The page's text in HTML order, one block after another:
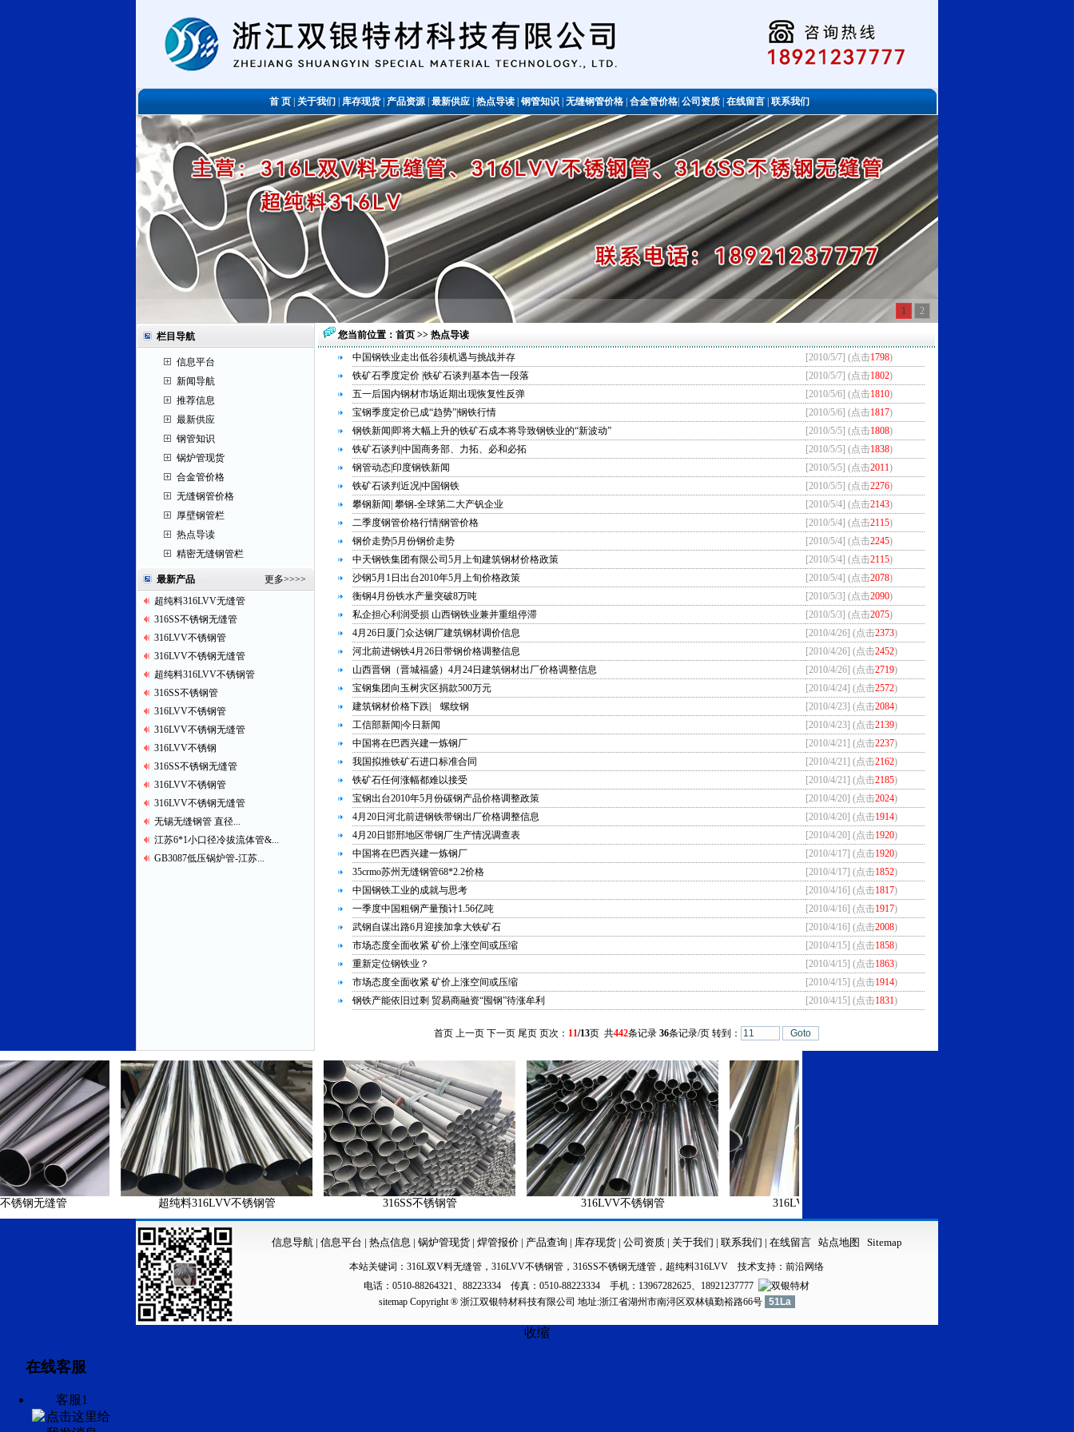
首 页关于我们库存现货|产品资源|最新供应|热点导读钢管知识无缝钢管价格合金管价格公司资质在线留言|联系我们
不锈钢管 1 2
栏目导航
信息平台
新闻导航
推荐信息
最新供应
钢管知识
锅炉管现货
合金管价格
无缝钢管价格
厚壁钢管栏
热点导读
精密无缝钢管栏
最新产品 更多>>>>
超纯料316LVV无缝管
316SS不锈钢无缝管
316LVV不锈钢管
316LVV不锈钢无缝管
超纯料316LVV不锈钢管
316SS不锈钢管
316LVV不锈钢管
316LVV不锈钢无缝管
316LVV不锈钢
316SS不锈钢无缝管
316LVV不锈钢管
316LVV不锈钢无缝管
无锡无缝钢管 直径...
江苏6*1小口径冷拔流体管&...
GB3087低压锅炉管-江苏...
您当前位置： 首页 >> 热点导读
中国钢铁业走出低谷须机遇与挑战并存
[2010/5/7] (点击1798)
铁矿石季度定价 |铁矿石谈判基本告一段落
[2010/5/7] (点击1802)
五一后国内钢材市场近期出现恢复性反弹
[2010/5/6] (点击1810)
宝钢季度定价已成“趋势”|钢铁行情
[2010/5/6] (点击1817)
钢铁新闻|即将大幅上升的铁矿石成本将导致钢铁业的“新波动”
[2010/5/5] (点击1808)
铁矿石谈判|中国商务部、力拓、必和必拓
[2010/5/5] (点击1838)
钢管动态|印度钢铁新闻
[2010/5/5] (点击2011)
铁矿石谈判近况|中国钢铁
[2010/5/5] (点击2276)
攀钢新闻| 攀钢-全球第二大产钒企业
[2010/5/4] (点击2143)
二季度钢管价格行情|钢管价格
[2010/5/4] (点击2115)
钢价走势|5月份钢价走势
[2010/5/4] (点击2245)
中天钢铁集团有限公司5月上旬建筑钢材价格政策
[2010/5/4] (点击2115)
沙钢5月1日出台2010年5月上旬价格政策
[2010/5/4] (点击2078)
衡钢4月份铁水产量突破8万吨
[2010/5/3] (点击2090)
私企担心利润受损 山西钢铁业兼并重组停滞
[2010/5/3] (点击2075)
4月26日厦门众达钢厂建筑钢材调价信息
[2010/4/26] (点击2373)
河北前进钢铁4月26日带钢价格调整信息
[2010/4/26] (点击2452)
山西晋钢（晋城福盛）4月24日建筑钢材出厂价格调整信息
[2010/4/26] (点击2719)
宝钢集团向玉树灾区捐款500万元
[2010/4/24] (点击2572)
建筑钢材价格下跌| 螺纹钢
[2010/4/23] (点击2084)
工信部新闻|今日新闻
[2010/4/23] (点击2139)
中国将在巴西兴建一炼钢厂
[2010/4/21] (点击2237)
我国拟推铁矿石进口标准合同
[2010/4/21] (点击2162)
铁矿石任何涨幅都难以接受
[2010/4/21] (点击2185)
宝钢出台2010年5月份碳钢产品价格调整政策
[2010/4/20] (点击2024)
4月20日河北前进钢铁带钢出厂价格调整信息
[2010/4/20] (点击1914)
4月20日邯邢地区带钢厂生产情况调查表
[2010/4/20] (点击1920)
中国将在巴西兴建一炼钢厂
[2010/4/17] (点击1920)
35crmo苏州无缝钢管68*2.2价格
[2010/4/17] (点击1852)
中国钢铁工业的成就与思考
[2010/4/16] (点击1817)
一季度中国粗钢产量预计1.56亿吨
[2010/4/16] (点击1917)
武钢自谋出路6月迎接加拿大铁矿石
[2010/4/16] (点击2008)
市场态度全面收紧 矿价上涨空间或压缩
[2010/4/15] (点击1858)
重新定位钢铁业？
[2010/4/15] (点击1863)
市场态度全面收紧 矿价上涨空间或压缩
[2010/4/15] (点击1914)
钢铁产能依旧过剩 贸易商融资“囤钢”待涨牟利
[2010/4/15] (点击1831)
首页 上一页 下一页 尾页 页次： 11/13页 共442条记录 36条记录/页 转到：
缝管 超纯料316LVV不锈钢管 316SS不锈钢管 316LVV不锈钢管 316LVV不锈钢无缝管
信息导航| 信息平台 | 热点信息 | 锅炉管现货 | 焊管报价| 产品查询 | 库存现货 | 公司资质 | 关于我们 | 联系我们 | 在线留言 站点地图 Sitemap
本站关键词： 316L双V料无缝管 ， 316LVV不锈钢管 ， 316SS不锈钢无缝管 ， 超纯料316LVV 技术支持： 前沿网络
电话：0510-88264321、88223334 传真：0510-88223334 手机：13967282625、18921237777
sitemapCopyright ® 浙江双银特材科技有限公司 地址:浙江省湖州市南浔区双林镇勤裕路66号 51La
收缩
在线客服
客服1